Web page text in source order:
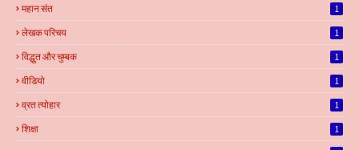
महान संत 1
लेखक परिचय 1
विद्धुत और चुम्बक 1
वीडियो 1
व्रत त्योहार 1
शिक्षा 1